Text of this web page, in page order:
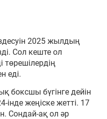
2025 жылдың
Сол кеште ол
төрешілердің
еді.
боксшы бүгінге дейін
інде жеңіске жетті. 17
Сондай-ақ ол әр